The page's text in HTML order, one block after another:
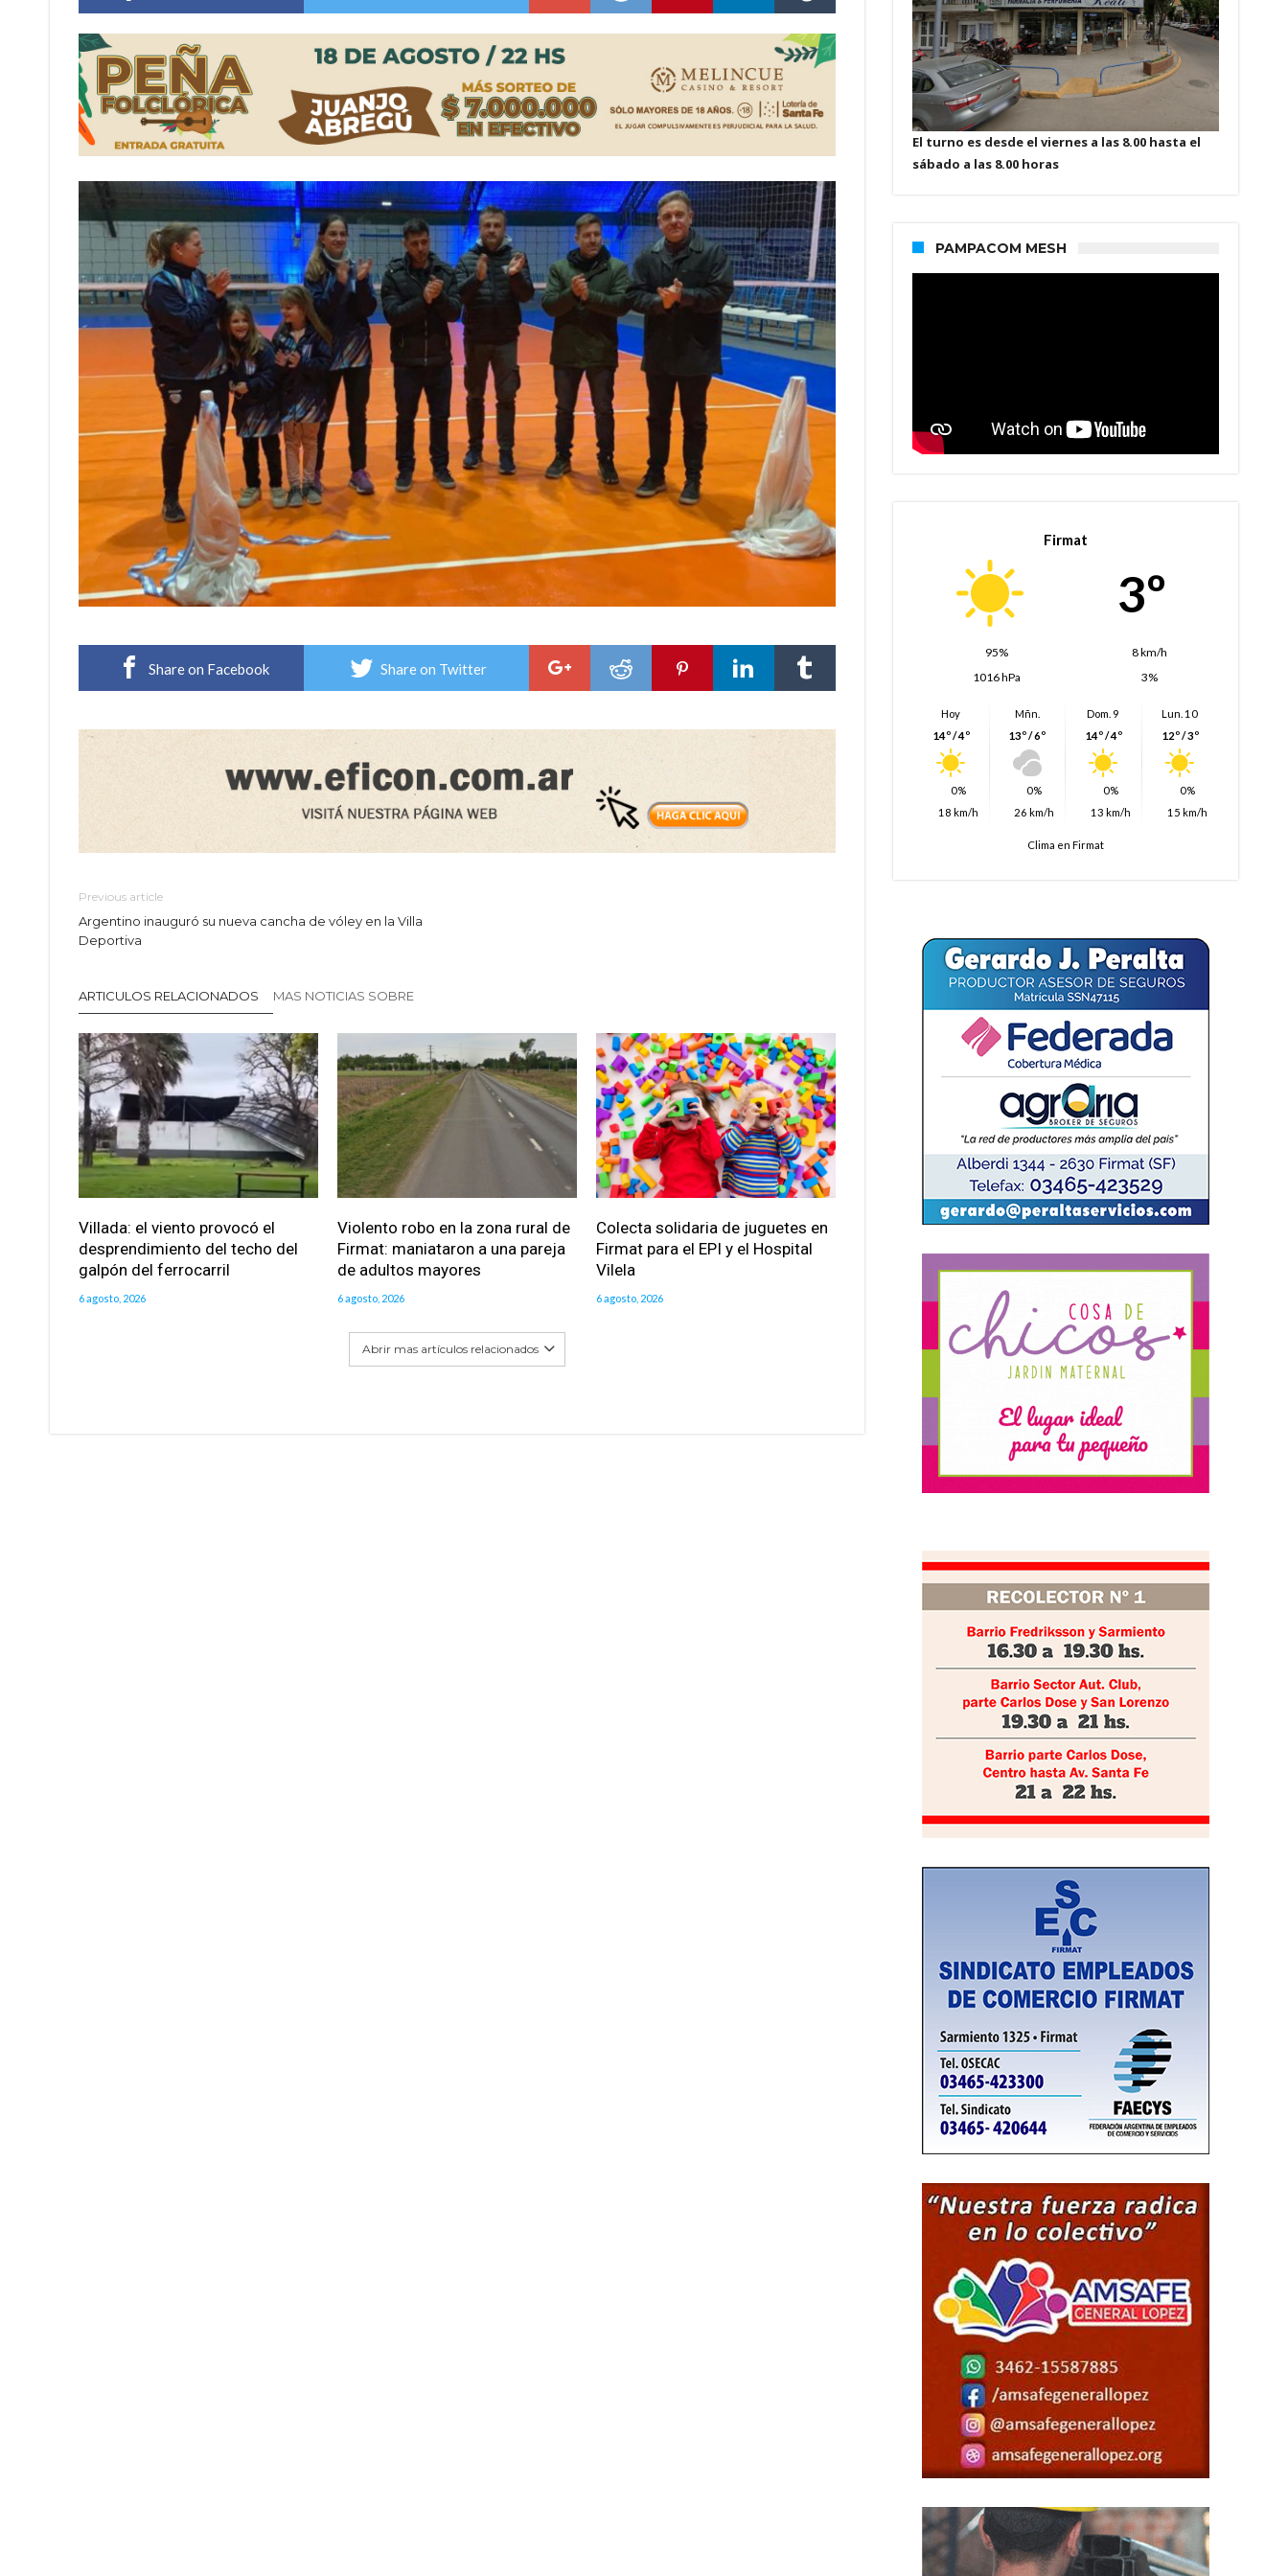
Villada: evalúan obras preventivas ante posibles lluvias intensas
Share on Facebook Share on Twitter
Previous article
Argentino inauguró su nueva cancha de vóley en la Villa
Deportiva
ARTICULOS RELACIONADOS MAS NOTICIAS SOBRE
Villada: el viento provocó el
desprendimiento del techo del
galpón del ferrocarril
6 agosto, 2026
Violento robo en la zona rural de
Firmat: maniataron a una pareja
de adultos mayores
6 agosto, 2026
Colecta solidaria de juguetes en
Firmat para el EPI y el Hospital
Vilela
6 agosto, 2026
Abrir mas artículos relacionados
El turno es desde el viernes a las 8.00 hasta el
sábado a las 8.00 horas
PAMPACOM MESH
Firmat
3º
95%
8 km/h
1016 hPa
3%
Hoy
14º / 4º
0%
18 km/h
Mñn.
13º / 6º
0%
26 km/h
Dom. 9
14º / 4º
0%
13 km/h
Lun. 10
12º / 3º
0%
15 km/h
Clima en Firmat